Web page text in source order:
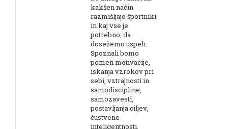
kakšen način
razmišljajo športniki
in kaj vse je
potrebno, da
dosežemo uspeh.
Spoznali bomo
pomen motivacije,
iskanja vzrokov pri
sebi, vztrajnosti in
samodiscipline,
samozavesti,
postavljanja ciljev,
čustvene
inteligentnosti,